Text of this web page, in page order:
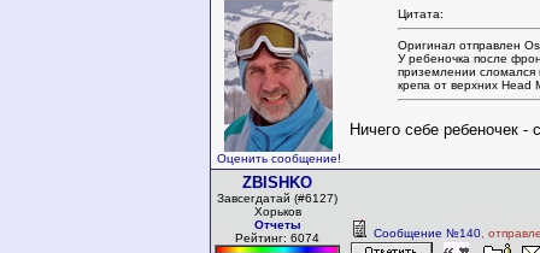
Оценить сообщение!
Цитата:
Оригинал отправлен
У ребеночка после
приземлении сломался
крепа от верхних Head
Ничего себе ребеночек -
ZBISHKO
Завсегдатай (#6127)
Хорьков
Отчеты
Рейтинг: 6074
Сообщение №140 ,